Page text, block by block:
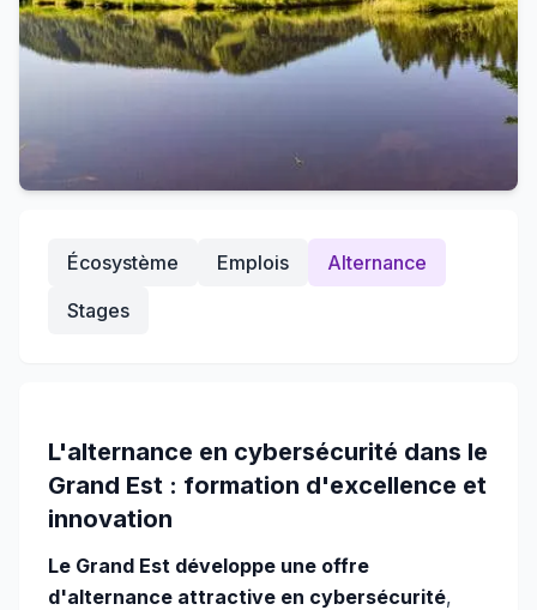
Écosystème Emplois
Alternance
Stages
L'alternance en cybersécurité dans le
Grand Est : formation d'excellence et
innovation
Le Grand Est développe une offre
d'alternance attractive en cybersécurité,